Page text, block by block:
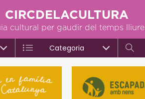
CIRCDELACULTURA
cultural per gaudir del temps lliure
Categoria